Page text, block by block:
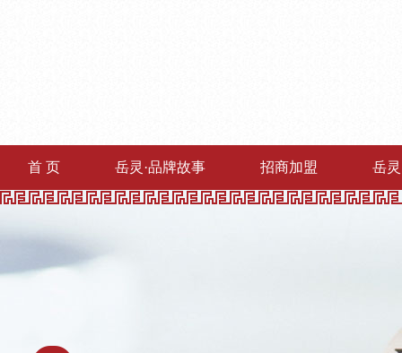
首 页 岳灵·品牌故事 招商加盟 岳